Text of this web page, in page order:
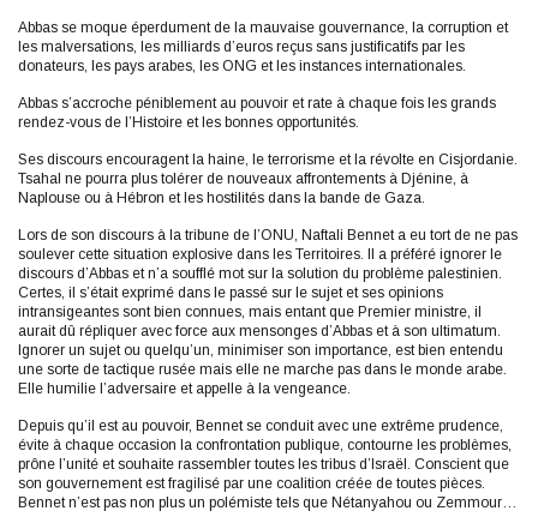
Abbas se moque éperdument de la mauvaise gouvernance, la corruption et
les malversations, les milliards d’euros reçus sans justificatifs par les
donateurs, les pays arabes, les ONG et les instances internationales.
Abbas s’accroche péniblement au pouvoir et rate à chaque fois les grands
rendez-vous de l’Histoire et les bonnes opportunités.
Ses discours encouragent la haine, le terrorisme et la révolte en Cisjordanie.
Tsahal ne pourra plus tolérer de nouveaux affrontements à Djénine, à
Naplouse ou à Hébron et les hostilités dans la bande de Gaza.
Lors de son discours à la tribune de l’ONU, Naftali Bennet a eu tort de ne pas
soulever cette situation explosive dans les Territoires. Il a préféré ignorer le
discours d’Abbas et n’a soufflé mot sur la solution du problème palestinien.
Certes, il s’était exprimé dans le passé sur le sujet et ses opinions
intransigeantes sont bien connues, mais entant que Premier ministre, il
aurait dû répliquer avec force aux mensonges d’Abbas et à son ultimatum.
Ignorer un sujet ou quelqu’un, minimiser son importance, est bien entendu
une sorte de tactique rusée mais elle ne marche pas dans le monde arabe.
Elle humilie l’adversaire et appelle à la vengeance.
Depuis qu’il est au pouvoir, Bennet se conduit avec une extrême prudence,
évite à chaque occasion la confrontation publique, contourne les problèmes,
prône l’unité et souhaite rassembler toutes les tribus d’Israël. Conscient que
son gouvernement est fragilisé par une coalition créée de toutes pièces.
Bennet n’est pas non plus un polémiste tels que Nétanyahou ou Zemmour…